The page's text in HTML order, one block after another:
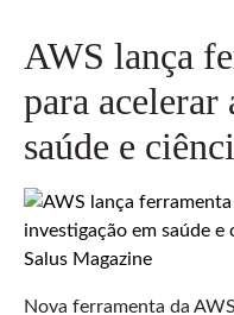
AWS lança
para acelerar
saúde e
Nova ferramenta da